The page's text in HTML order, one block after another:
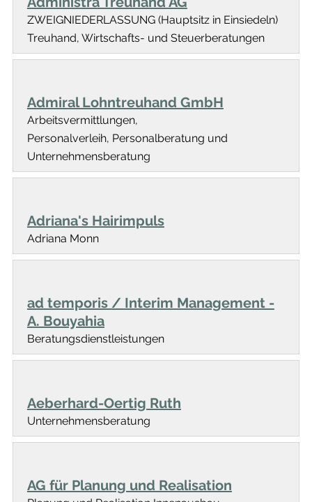
ZWEIGNIEDERLASSUNG (Hauptsitz in Einsiedeln)
Treuhand, Wirtschafts- und Steuerberatungen
Admiral Lohntreuhand GmbH
Arbeitsvermittlungen,
Personalverleih, Personalberatung und
Unternehmensberatung
Adriana's Hairimpuls
Adriana Monn
ad temporis / Interim Management -
A. Bouyahia
Beratungsdienstleistungen
Aeberhard-Oertig Ruth
Unternehmensberatung
AG für Planung und Realisation